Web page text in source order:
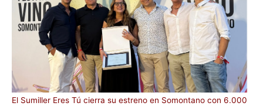
El Sumiller Eres Tú cierra su estreno en Somontano con 6.000